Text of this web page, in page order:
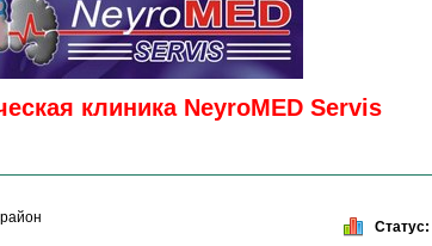
клиника NeyroMED Servis
Статус: